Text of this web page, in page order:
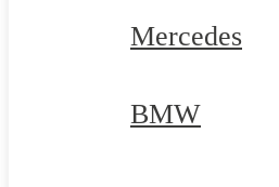
Mercedes
BMW